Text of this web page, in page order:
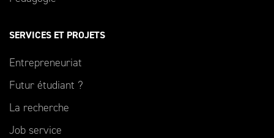
SERVICES ET PROJETS
Entrepreneuriat
Futur étudiant ?
La recherche
Job service